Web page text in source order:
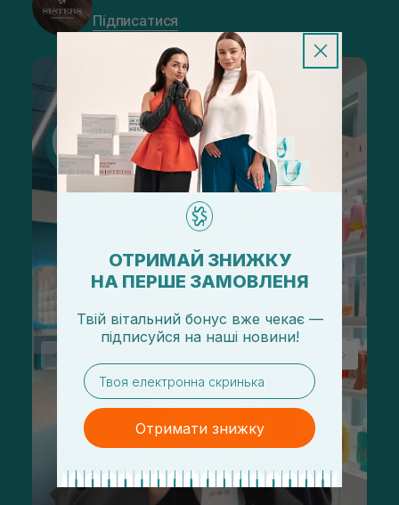
Підписатися
ОТРИМАЙ ЗНИЖКУ
НА ПЕРШЕ ЗАМОВЛЕНЯ
Твій вітальний бонус вже чекає —
підписуйся на наші новини!
email
Отримати знижку